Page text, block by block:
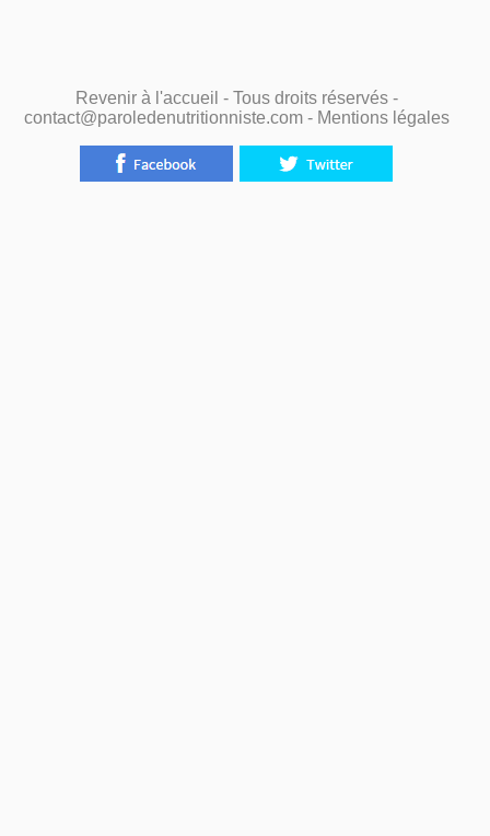
Revenir à l'accueil - Tous droits réservés -
contact@paroledenutritionniste.com - Mentions légales